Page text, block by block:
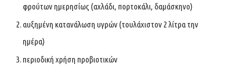
φρούτων ημερησίως (αχλάδι, πορτοκάλι, δαμάσκηνο)
αυξημένη κατανάλωση υγρών (τουλάχιστον 2 λίτρα την
ημέρα)
περιοδική χρήση προβιοτικών